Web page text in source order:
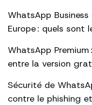
WhatsApp
Europe : quels sont
WhatsApp
entre la version
Sécurité de
contre le phishing